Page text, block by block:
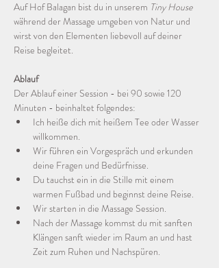
Auf Hof Balagan bist du in unserem Tiny House
während der Massage umgeben von Natur und
wirst von den Elementen liebevoll auf deiner
Reise begleitet.
Ablauf
Der Ablauf einer Session - bei 90 sowie 120
Minuten - beinhaltet folgendes:
Ich heiße dich mit heißem Tee oder Wasser
willkommen.
Wir führen ein Vorgespräch und erkunden
deine Fragen und Bedürfnisse.
Du tauchst ein in die Stille mit einem
warmen Fußbad und beginnst deine Reise.
Wir starten in die Massage Session.
Nach der Massage kommst du mit sanften
Klängen sanft wieder im Raum an und hast
Zeit zum Ruhen und Nachspüren.